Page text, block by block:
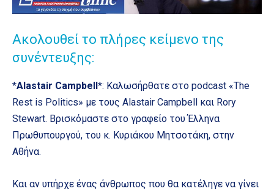
Ακολουθεί το πλήρες κείμενο της
συνέντευξης:
*Alastair Campbell *: Καλωσήρθατε στο podcast «The
Rest is Politics» με τους Alastair Campbell και Rory
Stewart. Βρισκόμαστε στο γραφείο του Έλληνα
Πρωθυπουργού, του κ. Κυριάκου Μητσοτάκη, στην
Αθήνα.
Και αν υπήρχε ένας άνθρωπος που θα κατέληγε να γίνει